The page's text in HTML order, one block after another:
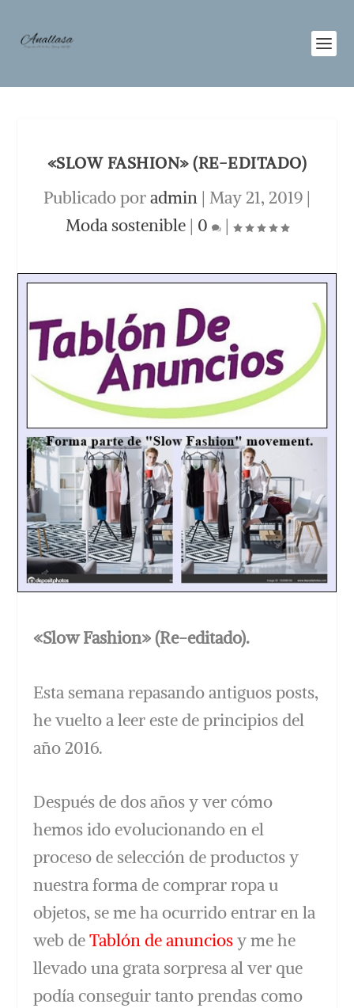
«SLOW FASHION» (RE-EDITADO)
Publicado poradmin | May 21, 2019 |
Moda sostenible | 0 |
«Slow Fashion» (Re-editado).
Esta semana repasando antiguos posts,
he vuelto a leer este de principios del
año 2016.
Después de dos años y ver cómo
hemos ido evolucionando en el
proceso de selección de productos y
nuestra forma de comprar ropa u
objetos, se me ha ocurrido entrar en la
web deTablón de anuncios y me he
llevado una grata sorpresa al ver que
podía conseguir tanto prendas como